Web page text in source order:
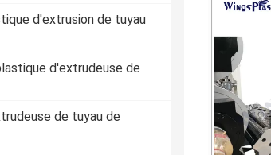
d'extrusion de tuyau
d'extrudeuse de
de tuyau de